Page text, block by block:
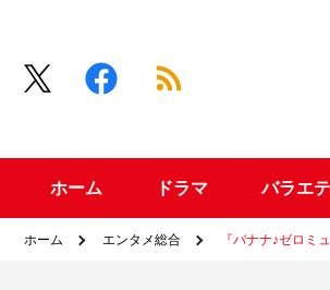
ホーム ドラマ バラエ
ホーム エンタメ総合 『バナナ♪ゼロミ